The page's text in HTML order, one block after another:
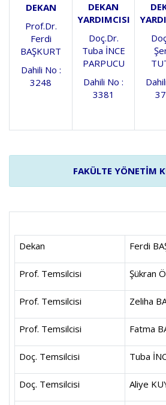
DEKAN
Prof.Dr.
Ferdi
BAŞKURT
Dahili No :
3248
DEKAN
YARDIMCISI
Doç.Dr.
Tuba İNCE
PARPUCU
Dahili No :
3381
FAKÜLTE YÖNETİM
Dekan Ferdi
Prof. Temsilcisi Şükran
Prof. Temsilcisi Zeliha
Prof. Temsilcisi Fatma
Doç. Temsilcisi Tuba
Doç. Temsilcisi Aliye